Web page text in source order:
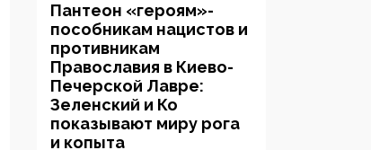
Пантеон «героям»-
пособникам нацистов и
противникам
Православия в Киево-
Печерской Лавре:
Зеленский и Ко
показывают миру рога
и копыта